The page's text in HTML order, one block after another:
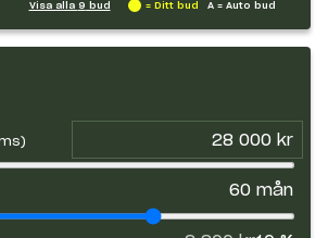
Visa alla 9 bud = Ditt bud A = Auto bud
60 mån